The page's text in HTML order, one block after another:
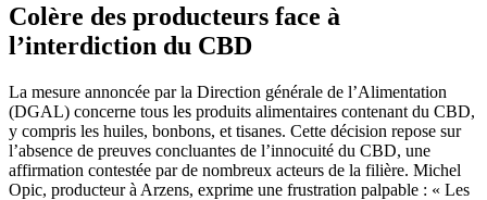
Colère des producteurs face à
l’interdiction du CBD
La mesure annoncée par la Direction générale de l’Alimentation
(DGAL) concerne tous les produits alimentaires contenant du CBD,
y compris les huiles, bonbons, et tisanes. Cette décision repose sur
l’absence de preuves concluantes de l’innocuité du CBD, une
affirmation contestée par de nombreux acteurs de la filière. Michel
Opic, producteur à Arzens, exprime une frustration palpable : « Les